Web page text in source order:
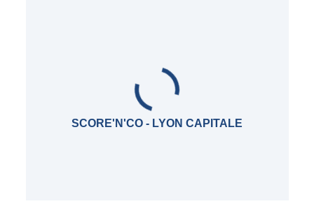
SCORE'N'CO - LYON CAPITALE